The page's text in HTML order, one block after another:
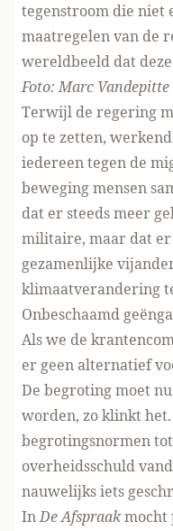
tegenstroom die niet
maatregelen van de
wereldbeeld dat
Foto: Marc Vandepitte
Terwijl de regering
op te zetten,
iedereen tegen de
beweging mensen
dat er steeds meer
militaire, maar dat er
gezamenlijke
klimaatverandering
Onbeschaamd
Als we de
er geen alternatief
De begroting moet
worden, zo klinkt
begrotingsnormen
overheidsschuld
nauwelijks iets
InDe Afspraakmocht